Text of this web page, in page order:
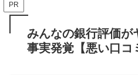
PR
みんなの銀行評価が
事実発覚【悪い口コ